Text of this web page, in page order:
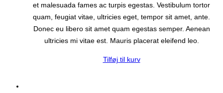
et malesuada fames ac turpis egestas. Vestibulum tortor
quam, feugiat vitae, ultricies eget, tempor sit amet, ante.
Donec eu libero sit amet quam egestas semper. Aenean
ultricies mi vitae est. Mauris placerat eleifend leo.
Tilføj til kurv